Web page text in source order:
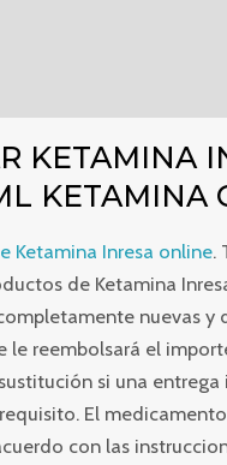
KETAMINA
KETAMINA
Ketamina Inresa online.
de Ketamina
nuevas y
le reembolsará el
si una
El
con las